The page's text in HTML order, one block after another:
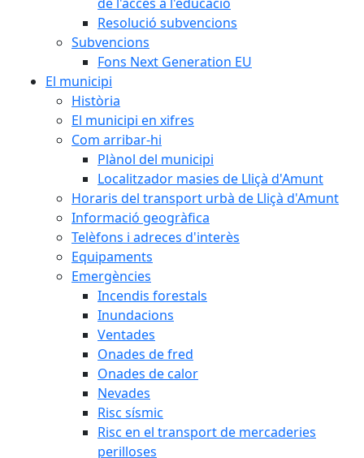
Resolució subvencions
Subvencions
Fons Next Generation EU
El municipi
Història
El municipi en xifres
Com arribar-hi
Plànol del municipi
Localitzador masies de Lliçà d'Amunt
Horaris del transport urbà de Lliçà d'Amunt
Informació geogràfica
Telèfons i adreces d'interès
Equipaments
Emergències
Incendis forestals
Inundacions
Ventades
Onades de fred
Onades de calor
Nevades
Risc sísmic
Risc en el transport de mercaderies
perilloses